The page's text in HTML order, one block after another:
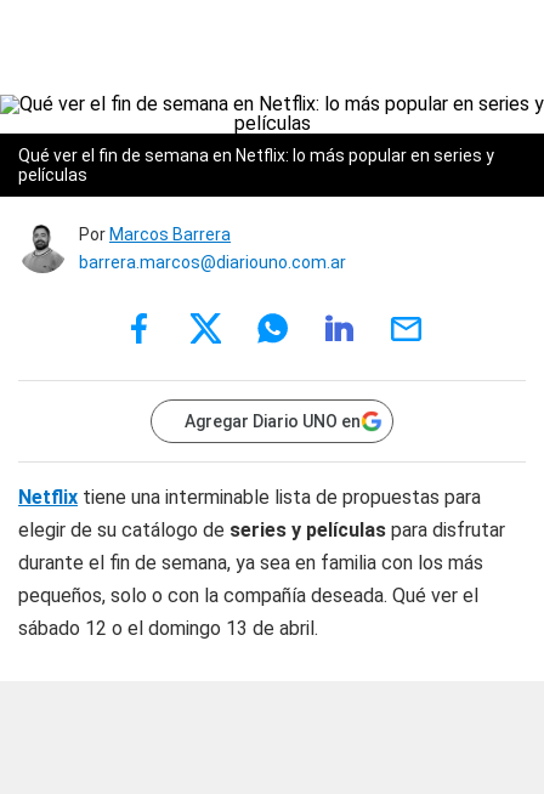
Qué ver el fin de semana en Netflix: lo más popular en series y
películas
Por Marcos Barrera
barrera.marcos@diariouno.com.ar
Agregar Diario UNO en
Netflix tiene una interminable lista de propuestas para
elegir de su catálogo de series y películas para disfrutar
durante el fin de semana, ya sea en familia con los más
pequeños, solo o con la compañía deseada. Qué ver el
sábado 12 o el domingo 13 de abril.